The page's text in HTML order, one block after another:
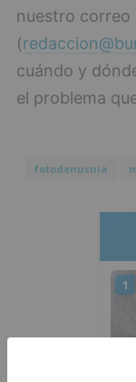
nuestro correo
(
cuándo y
el problema
fotodenucnia
1